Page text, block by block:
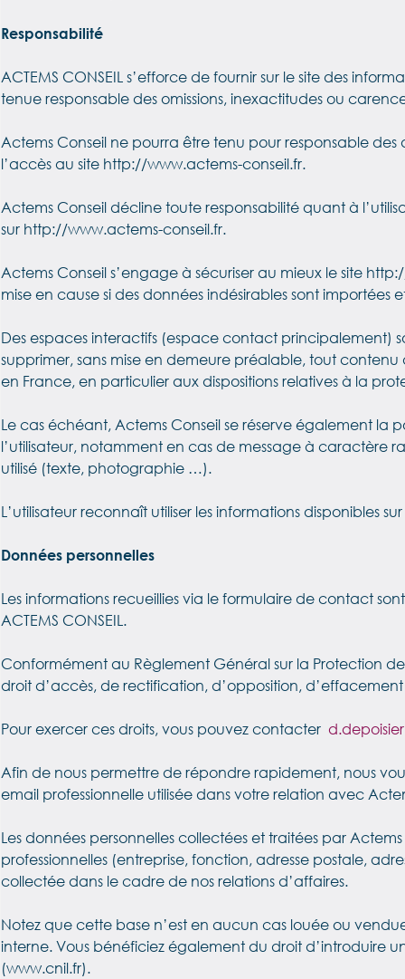
Responsabilité
ACTEMS CONSEIL s’efforce de fournir sur le site des
tenue responsable des omissions, inexactitudes ou
Actems Conseil ne pourra être tenu pour responsable
l’accès au site http://www.actems-conseil.fr.
Actems Conseil décline toute responsabilité quant à
sur http://www.actems-conseil.fr.
Actems Conseil s’engage à sécuriser au mieux le site
mise en cause si des données indésirables sont importées
Des espaces interactifs (espace contact principalement)
supprimer, sans mise en demeure préalable, tout
en France, en particulier aux dispositions relatives à la
Le cas échéant, Actems Conseil se réserve également la
l’utilisateur, notamment en cas de message à caractère
utilisé (texte, photographie …).
L’utilisateur reconnaît utiliser les informations disponibles
Données personnelles
Les informations recueillies via le formulaire de contact
ACTEMS CONSEIL.
Conformément au Règlement Général sur la Protection
droit d’accès, de rectification, d’opposition,
Pour exercer ces droits, vous pouvez contacter
Afin de nous permettre de répondre rapidement, nous
email professionnelle utilisée dans votre relation avec
Les données personnelles collectées et traitées par
professionnelles (entreprise, fonction, adresse postale,
collectée dans le cadre de nos relations d’affaires.
Notez que cette base n’est en aucun cas louée ou
interne. Vous bénéficiez également du droit d’introduire
(www.cnil.fr).